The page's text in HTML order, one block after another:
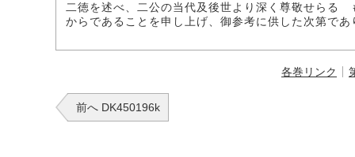
二徳を述べ、二公の当代及後世より深く尊敬せらる
からであることを申し上げ、御参考に供した次第であ
各巻リンク
前へ DK450196k